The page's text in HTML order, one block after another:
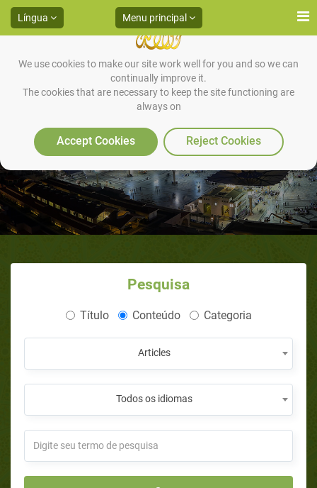
We use cookies to make our site work well for you and so we can
continually improve it.
The cookies that are necessary to keep the site functioning are
always on
Accept Cookies Reject Cookies
Língua Menu principal
Limites do Profeta Muhammad
Pesquisa
Título Conteúdo Categoria
Articles
Todos os idiomas